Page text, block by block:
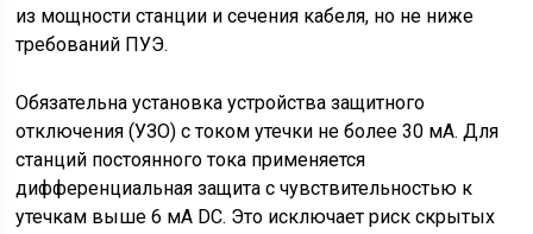
из мощности станции и сечения кабеля, но не ниже
требований ПУЭ.
Обязательна установка устройства защитного
отключения (УЗО) с током утечки не более 30 мА. Для
станций постоянного тока применяется
дифференциальная защита с чувствительностью к
утечкам выше 6 мА DC. Это исключает риск скрытых